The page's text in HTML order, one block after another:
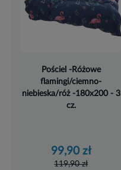
Pościel -Różowe
flamingi/ciemno-
niebieska/róż -180x200 - 3
cz.
99,90 zł
119,90 zł